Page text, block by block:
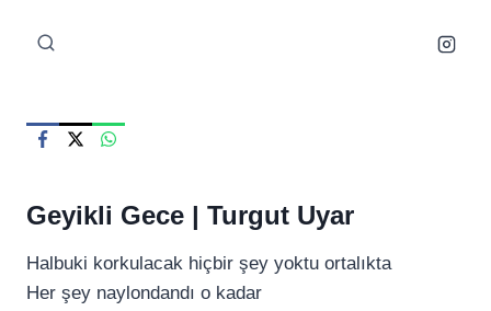
Geyikli Gece | Turgut Uyar
Halbuki korkulacak hiçbir şey yoktu ortalıkta
Her şey naylondandı o kadar